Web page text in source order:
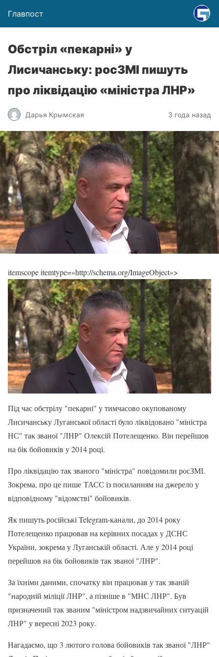
Главпост
Обстріл «пекарні» у
Лисичанську: росЗМІ пишуть
про ліквідацію «міністра ЛНР»
Дарья Крымская 3 года назад
itemscope itemtype=»http://schema.org/ImageObject»>
Під час обстрілу "пекарні" у тимчасово окупованому
Лисичанську Луганської області було ліквідовано "міністра
НС" так званої "ЛНР" Олексій Потелещенко. Він перейшов
на бік бойовиків у 2014 році.
Про ліквідацію так званого "міністра" повідомили росЗМІ.
Зокрема, про це пише ТАСС із посиланням на джерело у
відповідному "відомстві" бойовиків.
Як пишуть російські Telegram-канали, до 2014 року
Потелещенко працював на керівних посадах у ДСНС
України, зокрема у Луганській області. Але у 2014 році
перейшов на бік бойовиків так званої "ЛНР".
За їхніми даними, спочатку він працював у так званій
"народній міліції ЛНР", а пізніше в "МНС ЛНР". Був
призначений так званим "міністром надзвичайних ситуацій
ЛНР" у вересні 2023 року.
Нагадаємо, що 3 лютого голова бойовиків так званої "ЛНР"